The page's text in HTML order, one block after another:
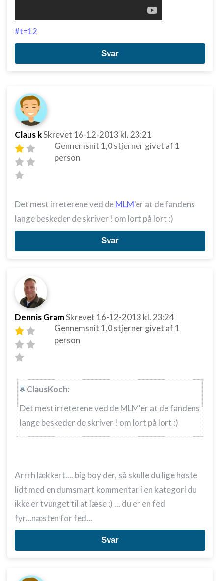
#t=12
Svar
Claus kSkrevet 16-12-2013 kl. 23:21
Gennemsnit 1,0stjerner givet af 1
person
Det mest irreterene ved deMLM'er at de fandens
lange beskeder de skriver ! om lort på lort :)
Svar
Dennis GramSkrevet 16-12-2013 kl. 23:24
Gennemsnit 1,0stjerner givet af 1
person
ClausKoch:
Det mest irreterene ved de MLM'er at de fandens
lange beskeder de skriver ! om lort på lort :)
Arrrh lækkert.... big boy der, så skulle du lige høste
lidt med en dumsmart kommentar i en kategori du
ikke er tvunget til at læse :) ... du er en fed
fyr...næsten for fed...
Svar
Identificere enheder baseret på aktivt
anmodede oplysninger
Ikke-IAB-behandlingsformål:
Nødvendig
Funktionel
Annoncering / marketing